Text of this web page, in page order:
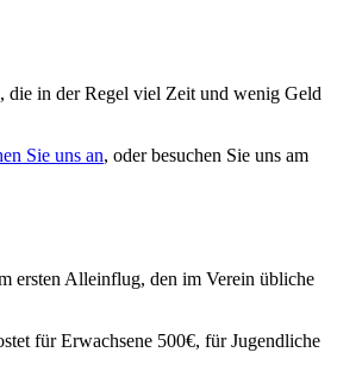
die in der Regel viel Zeit und wenig Geld
Sie uns an, oder besuchen Sie uns am
ersten Alleinflug, den im Verein übliche
für Erwachsene 500€, für Jugendliche